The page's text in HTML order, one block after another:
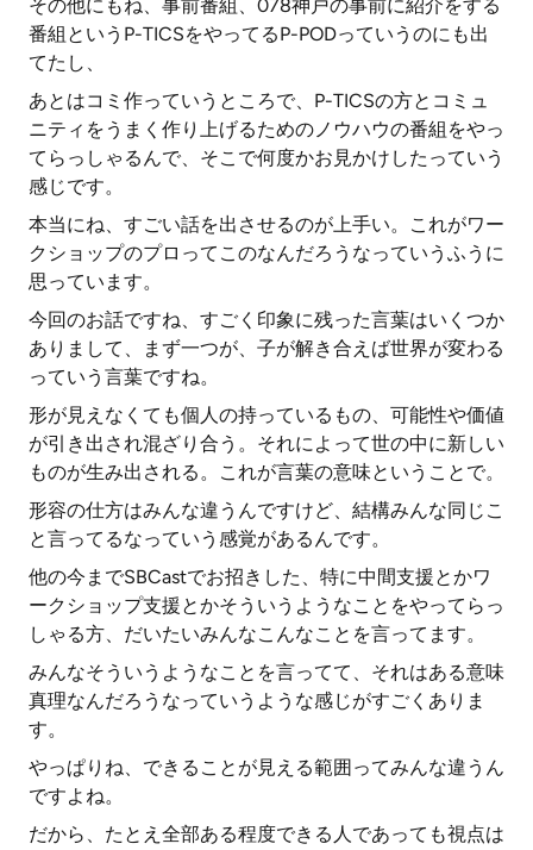
その他にもね、事前番組、078神戸の事前に紹介をする
番組というP-TICSをやってるP-PODっていうのにも出
てたし、
あとはコミ作っていうところで、P-TICSの方とコミュ
ニティをうまく作り上げるためのノウハウの番組をやっ
てらっしゃるんで、そこで何度かお見かけしたっていう
感じです。
本当にね、すごい話を出させるのが上手い。これがワー
クショップのプロってこのなんだろうなっていうふうに
思っています。
今回のお話ですね、すごく印象に残った言葉はいくつか
ありまして、まず一つが、子が解き合えば世界が変わる
っていう言葉ですね。
形が見えなくても個人の持っているもの、可能性や価値
が引き出され混ざり合う。それによって世の中に新しい
ものが生み出される。これが言葉の意味ということで。
形容の仕方はみんな違うんですけど、結構みんな同じこ
と言ってるなっていう感覚があるんです。
他の今までSBCastでお招きした、特に中間支援とかワ
ークショップ支援とかそういうようなことをやってらっ
しゃる方、だいたいみんなこんなことを言ってます。
みんなそういうようなことを言ってて、それはある意味
真理なんだろうなっていうような感じがすごくありま
す。
やっぱりね、できることが見える範囲ってみんな違うん
ですよね。
だから、たとえ全部ある程度できる人であっても視点は